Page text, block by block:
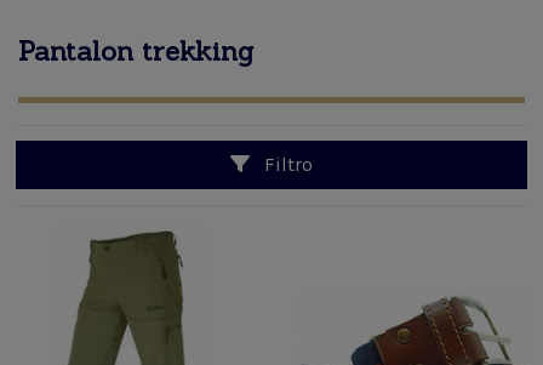
Pantalon trekking
Filtro